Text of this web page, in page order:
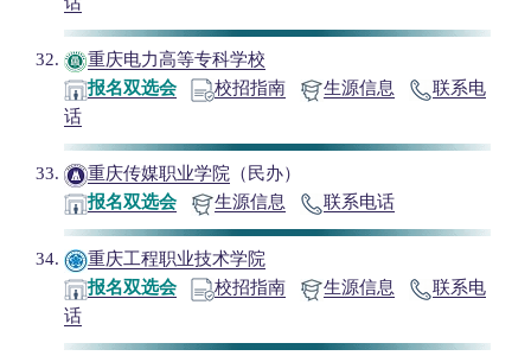
重庆电力高等专科学校
报名双选会
校招指南 生源信息
联系电
话
重庆传媒职业学院 （民办）
报名双选会
生源信息 联系电话
重庆工程职业技术学院
报名双选会
校招指南 生源信息
联系电
话